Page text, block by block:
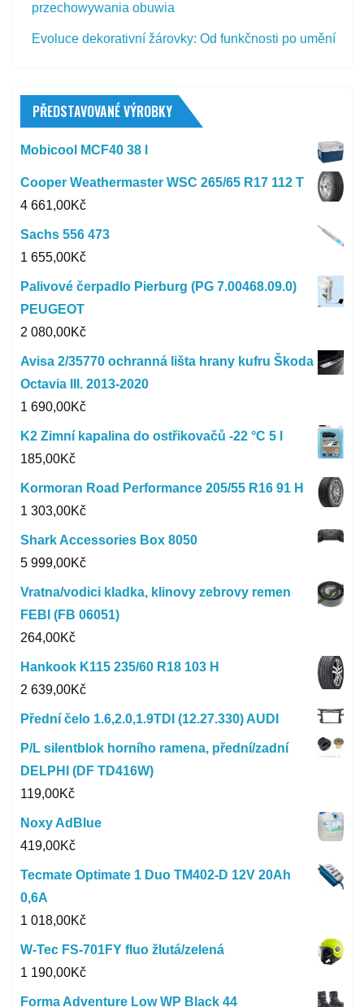
przechowywania obuwia
Evoluce dekorativní žárovky: Od funkčnosti po umění
PŘEDSTAVOVANÉ VÝROBKY
Mobicool MCF40 38 l
Cooper Weathermaster WSC 265/65 R17 112 T
4 661,00Kč
Sachs 556 473
1 655,00Kč
Palivové čerpadlo Pierburg (PG 7.00468.09.0)
PEUGEOT
2 080,00Kč
Avisa 2/35770 ochranná lišta hrany kufru Škoda
Octavia III. 2013-2020
1 690,00Kč
K2 Zimní kapalina do ostřikovačů -22 °C 5 l
185,00Kč
Kormoran Road Performance 205/55 R16 91 H
1 303,00Kč
Shark Accessories Box 8050
5 999,00Kč
Vratna/vodici kladka, klinovy zebrovy remen
FEBI (FB 06051)
264,00Kč
Hankook K115 235/60 R18 103 H
2 639,00Kč
Přední čelo 1.6,2.0,1.9TDI (12.27.330) AUDI
P/L silentblok horního ramena, přední/zadní
DELPHI (DF TD416W)
119,00Kč
Noxy AdBlue
419,00Kč
Tecmate Optimate 1 Duo TM402-D 12V 20Ah
0,6A
1 018,00Kč
W-Tec FS-701FY fluo žlutá/zelená
1 190,00Kč
Forma Adventure Low WP Black 44